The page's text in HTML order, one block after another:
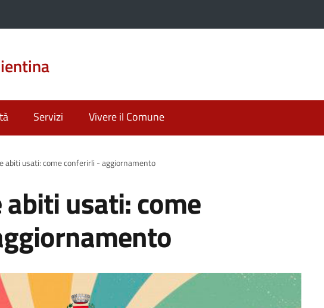
Servizi Vivere il Comune
abiti usati: come conferirli - aggiornamento
usati: come